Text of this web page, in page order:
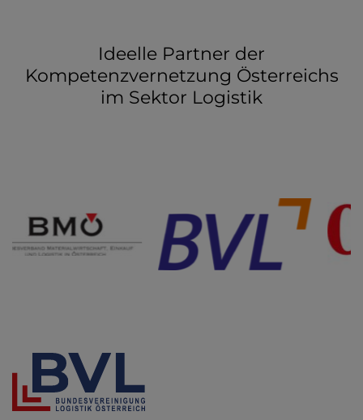
Ideelle Partner der
Kompetenzvernetzung Österreichs
im Sektor Logistik